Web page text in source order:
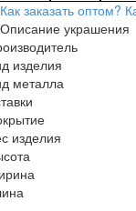
Как заказать оптом?
Описание украшения
изделия
металла
изделия